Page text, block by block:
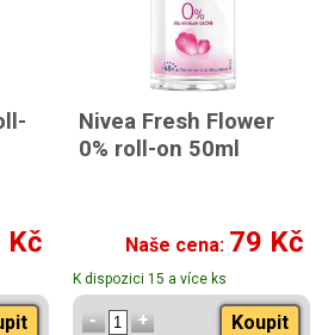
Kč
Nivea Fresh Flower
0% roll-on 50ml
Naše cena: 79 Kč
K dispozici 15 a více ks
Koupit